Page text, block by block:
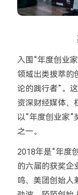
入围“年度创业
领域出类拔萃的
论的践行者”。
资深财经媒体、
以“年度创业家”
之一。
2018年是“年度
的六届的获奖企
鸣、美团创始人